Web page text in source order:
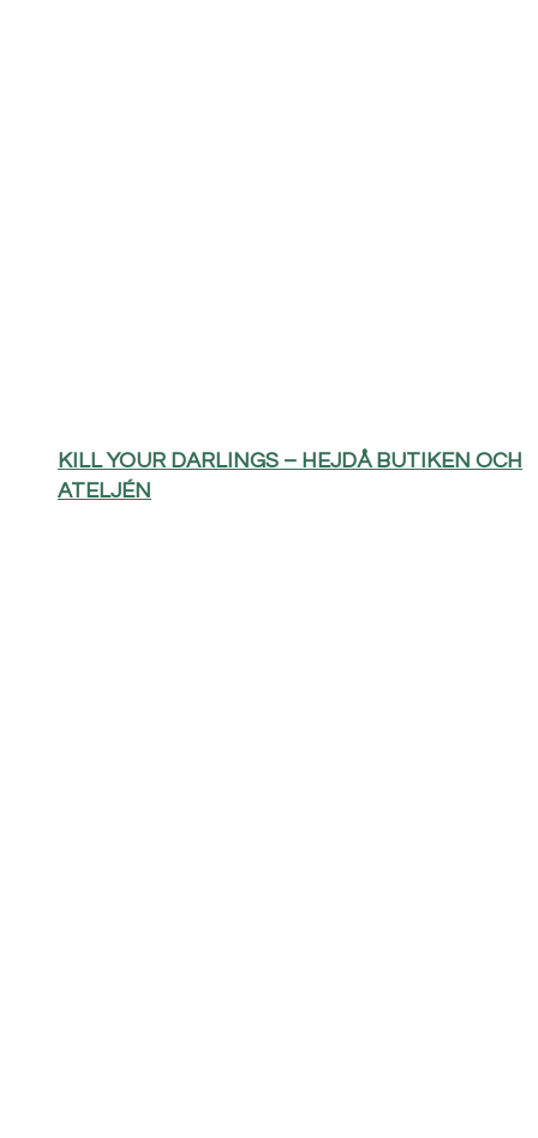
KILL YOUR DARLINGS – HEJDÅ BUTIKEN OCH
ATELJÉN